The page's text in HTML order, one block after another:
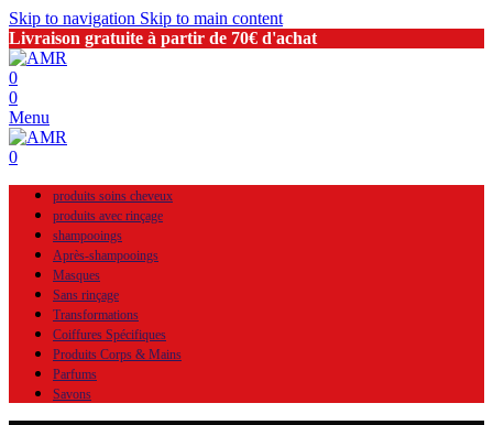
Skip to navigation Skip to main content
Livraison gratuite à partir de 70€ d'achat
0
0
Menu
0
produits soins cheveux
produits avec rinçage
shampooings
Après-shampooings
Masques
Sans rinçage
Transformations
Coiffures Spécifiques
Produits Corps & Mains
Parfums
Savons